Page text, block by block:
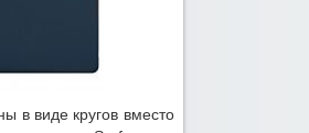
в виде кругов вместо